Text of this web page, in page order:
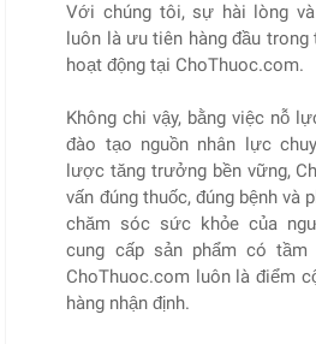
Với chúng tôi, sự hài lòng
luôn là ưu tiên hàng đầu
hoạt động tại ChoThuoc.com.
Không chi vậy, bằng việc nỗ
đào tạo nguồn nhân lực
lược tăng trưởng bền vững,
vấn đúng thuốc, đúng bệnh và
chăm sóc sức khỏe của
cung cấp sản phẩm có
ChoThuoc.com luôn là điểm
hàng nhận định.